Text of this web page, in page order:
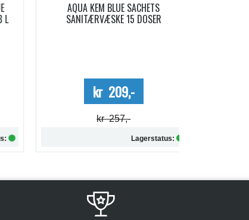
AQUA KEM BLUE SACHETS
SANITÆRVÆSKE 15 DOSER
kr 209,-
kr 257,-
Lagerstatus: